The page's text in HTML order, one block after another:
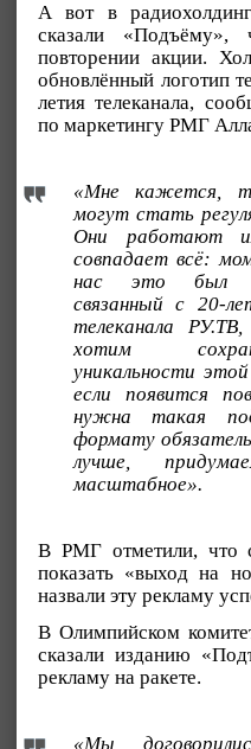
А вот в
сказали
повторении акции.
обновлённый логотип
летия телеканала,
по маркетингу РМГ
«Мне кажется,
могут стать
Они работают
совпадает всё:
нас это был
связанный с 20-
телеканала
хотим
уникальности
если появится
нужна такая
формату
лучше,
масштабное».
В РМГ отметили, что
показать «выход на
назвали эту рекламу
В Олимпийском
сказали изданию
рекламу на ракете.
«Мы